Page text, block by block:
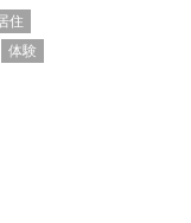
住
体験